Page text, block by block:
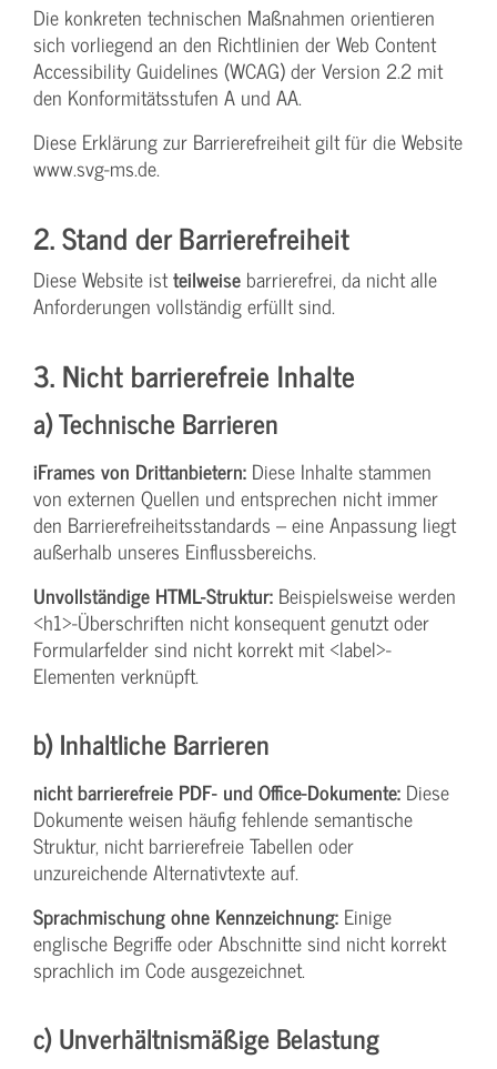
Die konkreten technischen Maßnahmen orientieren
sich vorliegend an den Richtlinien der Web Content
Accessibility Guidelines (WCAG) der Version 2.2 mit
den Konformitätsstufen A und AA.
Diese Erklärung zur Barrierefreiheit gilt für die Website
www.svg-ms.de.
2. Stand der Barrierefreiheit
Diese Website istteilweise barrierefrei, da nicht alle
Anforderungen vollständig erfüllt sind.
3. Nicht barrierefreie Inhalte
a) Technische Barrieren
iFrames von Drittanbietern: Diese Inhalte stammen
von externen Quellen und entsprechen nicht immer
den Barrierefreiheitsstandards – eine Anpassung liegt
außerhalb unseres Einflussbereichs.
Unvollständige HTML-Struktur: Beispielsweise werden
<h1>-Überschriften nicht konsequent genutzt oder
Formularfelder sind nicht korrekt mit <label>-
Elementen verknüpft.
b) Inhaltliche Barrieren
nicht barrierefreie PDF- und Office-Dokumente: Diese
Dokumente weisen häufig fehlende semantische
Struktur, nicht barrierefreie Tabellen oder
unzureichende Alternativtexte auf.
Sprachmischung ohne Kennzeichnung: Einige
englische Begriffe oder Abschnitte sind nicht korrekt
sprachlich im Code ausgezeichnet.
c) Unverhältnismäßige Belastung